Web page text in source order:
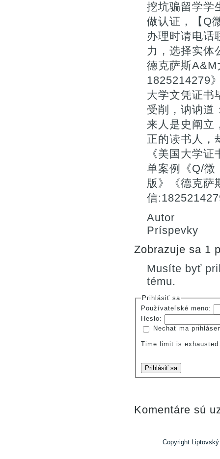
挖坑骗留学学
做认证，【Q
办理时请电话
力，选择实体
德克萨斯
1825214279
大学文凭证书
受削，讷讷道
来人是史阐立
正的读书人，
《美国大学
单案例《Q/微
版》《德克萨
信
Autor
Príspevky
Zobrazuje sa 1
Musíte byť
tému.
Prihlásiť sa
Používateľské meno:
Heslo:
Nechať ma
Time limit is
Prihlásiť sa
Komentáre sú
Copyright